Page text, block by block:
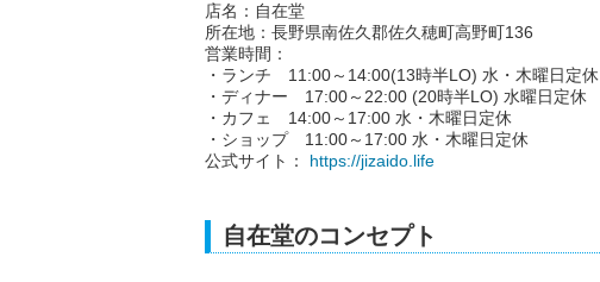
店名：自在堂
所在地：長野県南佐久郡佐久穂町高野町136
営業時間：
・ランチ 11:00～14:00(13時半LO) 水・木曜日定休
・ディナー 17:00～22:00 (20時半LO) 水曜日定休
・カフェ 14:00～17:00 水・木曜日定休
・ショップ 11:00～17:00 水・木曜日定休
公式サイト： https://jizaido.life
自在堂のコンセプト